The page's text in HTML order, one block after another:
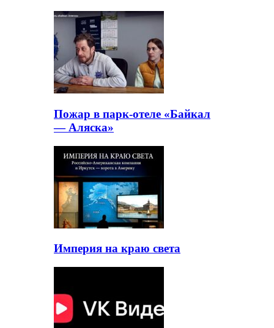
Пожар в парк-отеле «Байкал
— Аляска»
Империя на краю света